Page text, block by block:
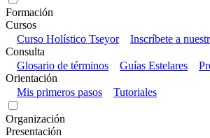
Formación
Cursos
Curso Holístico Tseyor
Inscríbete a
Consulta
Glosario de términos
Guías Estelares
Orientación
Mis primeros pasos
Tutoriales
Organización
Presentación